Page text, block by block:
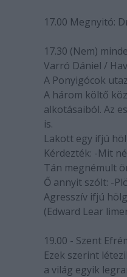
17.00 Megnyitó:
17.30 (Nem)
Varró Dániel /
A Ponyigócok
A három költő
alkotásaiból. Az
is.
Lakott egy ifjú
Kérdezték: -Mit
Tán megnémult
Ő annyit szólt: -
Agresszív ifjú
(Edward Lear
19.00 - Szent
Ezek szerint
a világ egyik